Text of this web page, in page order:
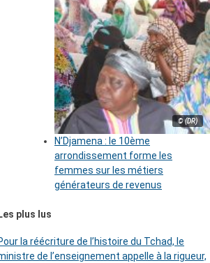
© (DR)
N’Djamena : le 10ème
arrondissement forme les
femmes sur les métiers
générateurs de revenus
plus lus
la réécriture de l’histoire du Tchad, le
de l’enseignement appelle à la rigueur,